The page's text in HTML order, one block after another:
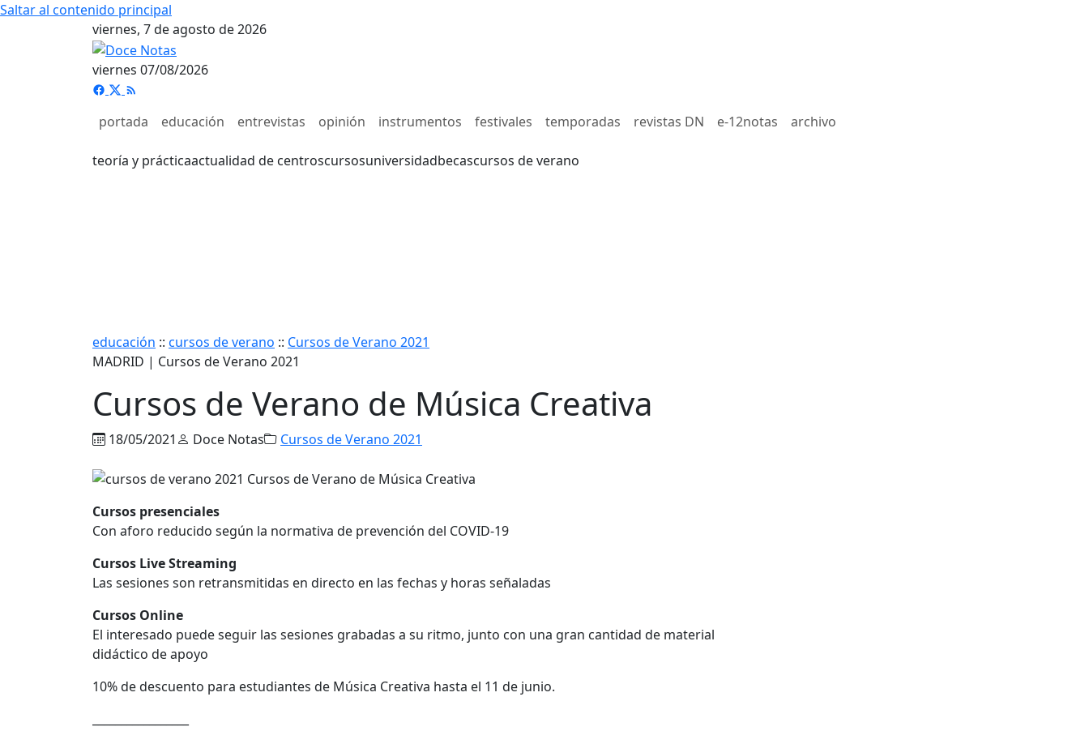
Saltar al contenido principal
viernes, 7 de agosto de 2026
viernes 07/08/2026
portada educación entrevistas opinión instrumentos festivales temporadas revistas DN e-12notas archivo
teoría y prácticaactualidad de centroscursosuniversidadbecascursos de verano
educación :: cursos de verano :: Cursos de Verano 2021
MADRID | Cursos de Verano 2021
Cursos de Verano de Música Creativa
18/05/2021 Doce Notas Cursos de Verano 2021
Cursos presenciales
Con aforo reducido según la normativa de prevención del COVID-19
Cursos Live Streaming
Las sesiones son retransmitidas en directo en las fechas y horas señaladas
Cursos Online
El interesado puede seguir las sesiones grabadas a su ritmo, junto con una gran cantidad de material
didáctico de apoyo
10% de descuento para estudiantes de Música Creativa hasta el 11 de junio.